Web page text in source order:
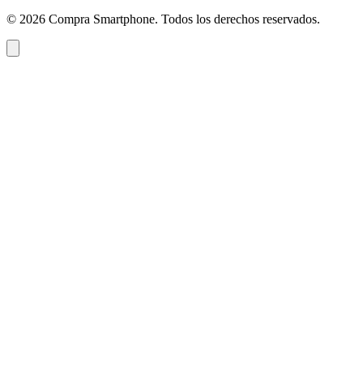
© 2026 Compra Smartphone. Todos los derechos reservados.